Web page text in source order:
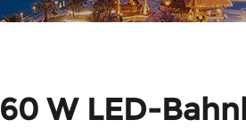
60 W LED-